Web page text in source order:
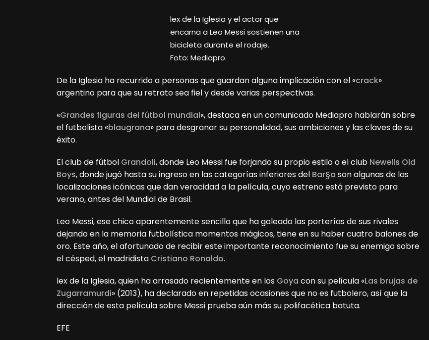
lex de la Iglesia y el actor que
encarna a Leo Messi sostienen una
bicicleta durante el rodaje.
Foto: Mediapro.
De la Iglesia ha recurrido a personas que guardan alguna implicación con el «crack»
argentino para que su retrato sea fiel y desde varias perspectivas.
«Grandes figuras del fútbol mundial«, destaca en un comunicado Mediapro hablarán sobre
el futbolista «blaugrana» para desgranar su personalidad, sus ambiciones y las claves de su
éxito.
El club de fútbol Grandoli, donde Leo Messi fue forjando su propio estilo o el club Newells Old
Boys, donde jugó hasta su ingreso en las categorías inferiores del Bar§a son algunas de las
localizaciones icónicas que dan veracidad a la película, cuyo estreno está previsto para
verano, antes del Mundial de Brasil.
Leo Messi, ese chico aparentemente sencillo que ha goleado las porterías de sus rivales
dejando en la memoria futbolística momentos mágicos, tiene en su haber cuatro balones de
oro. Este año, el afortunado de recibir este importante reconocimiento fue su enemigo sobre
el césped, el madridista Cristiano Ronaldo.
lex de la Iglesia, quien ha arrasado recientemente en los Goya con su película «Las brujas de
Zugarramurdi» (2013), ha declarado en repetidas ocasiones que no es futbolero, así que la
dirección de esta película sobre Messi prueba aún más su polifacética batuta.
EFE